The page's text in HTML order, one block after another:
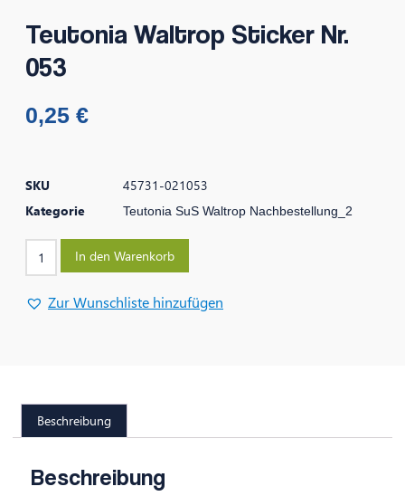
Teutonia Waltrop Sticker Nr.
053
0,25 €
SKU
45731-021053
Kategorie
Teutonia SuS Waltrop Nachbestellung_2
In den Warenkorb
Zur Wunschliste hinzufügen
Beschreibung
Beschreibung